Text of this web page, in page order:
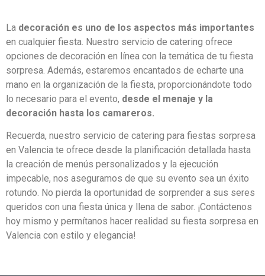
La decoración es uno de los aspectos más importantes
en cualquier fiesta. Nuestro servicio de catering ofrece
opciones de decoración en línea con la temática de tu fiesta
sorpresa. Además, estaremos encantados de echarte una
mano en la organización de la fiesta, proporcionándote todo
lo necesario para el evento, desde el menaje y la
decoración hasta los camareros.
Recuerda, nuestro servicio de catering para fiestas sorpresa
en Valencia te ofrece desde la planificación detallada hasta
la creación de menús personalizados y la ejecución
impecable, nos aseguramos de que su evento sea un éxito
rotundo. No pierda la oportunidad de sorprender a sus seres
queridos con una fiesta única y llena de sabor. ¡Contáctenos
hoy mismo y permítanos hacer realidad su fiesta sorpresa en
Valencia con estilo y elegancia!